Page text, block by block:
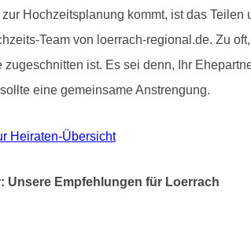
Hochzeitsplanung kommt, ist das
Team von loerrach-regional.de. Zu
zugeschnitten ist. Es sei denn, Ihr
eine gemeinsame Anstrengung.
Heiraten-Übersicht
Unsere Empfehlungen für Loerrach